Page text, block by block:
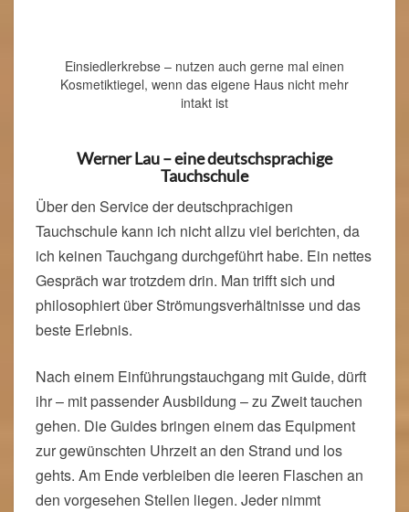
Einsiedlerkrebse – nutzen auch gerne mal einen
Kosmetiktiegel, wenn das eigene Haus nicht mehr
intakt ist
Werner Lau – eine deutschsprachige
Tauchschule
Über den Service der deutschprachigen
Tauchschule kann ich nicht allzu viel berichten, da
ich keinen Tauchgang durchgeführt habe. Ein nettes
Gespräch war trotzdem drin. Man trifft sich und
philosophiert über Strömungsverhältnisse und das
beste Erlebnis.
Nach einem Einführungstauchgang mit Guide, dürft
ihr – mit passender Ausbildung – zu Zweit tauchen
gehen. Die Guides bringen einem das Equipment
zur gewünschten Uhrzeit an den Strand und los
gehts. Am Ende verbleiben die leeren Flaschen an
den vorgesehen Stellen liegen. Jeder nimmt